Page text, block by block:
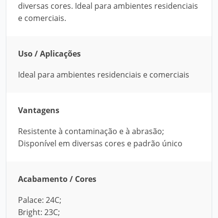
diversas cores. Ideal para ambientes residenciais
e comerciais.
Uso / Aplicações
Ideal para ambientes residenciais e comerciais
Vantagens
Resistente à contaminação e à abrasão;
Disponível em diversas cores e padrão único
Acabamento / Cores
Palace: 24C;
Bright: 23C;